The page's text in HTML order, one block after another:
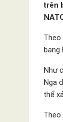
trên
Theo
bang
Như
Nga
thể
Theo